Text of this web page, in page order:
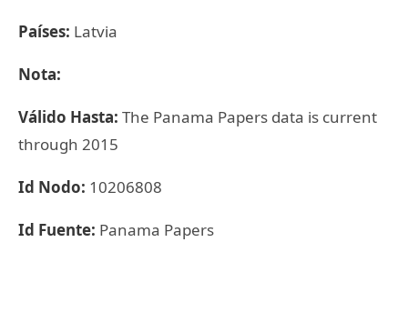
Países: Latvia
Nota:
Válido Hasta: The Panama Papers data is current
through 2015
Id Nodo: 10206808
Id Fuente: Panama Papers